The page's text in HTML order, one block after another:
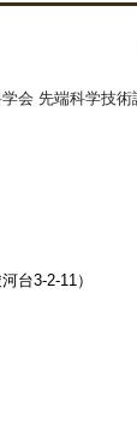
会 先端科学技術
台3-2-11）